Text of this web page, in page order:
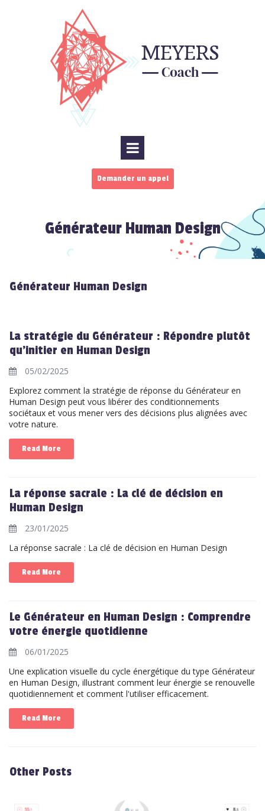
Demander un appel
Générateur Human Design
Générateur Human Design
La stratégie du Générateur : Répondre plutôt
qu'initier en Human Design
05/02/2025
Explorez comment la stratégie de réponse du Générateur en
Human Design peut vous libérer des conditionnements
sociétaux et vous mener vers des décisions plus alignées avec
votre nature.
Read More
La réponse sacrale : La clé de décision en
Human Design
23/01/2025
La réponse sacrale : La clé de décision en Human Design
Read More
Le Générateur en Human Design : Comprendre
votre énergie quotidienne
06/01/2025
Une explication visuelle du cycle énergétique du type Générateur
en Human Design, illustrant comment leur énergie se renouvelle
quotidiennement et comment l'utiliser efficacement.
Read More
Other Posts